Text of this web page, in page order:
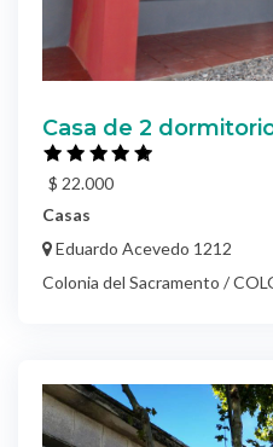
Casa de 2
$ 22.000
Casas
Eduardo Acevedo 1212
Colonia del Sacramento /